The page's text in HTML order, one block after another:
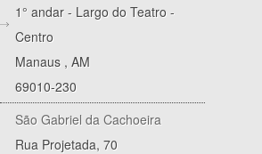
1° andar - Largo do Teatro -
Centro
Manaus , AM
69010-230
São Gabriel da Cachoeira
Rua Projetada, 70